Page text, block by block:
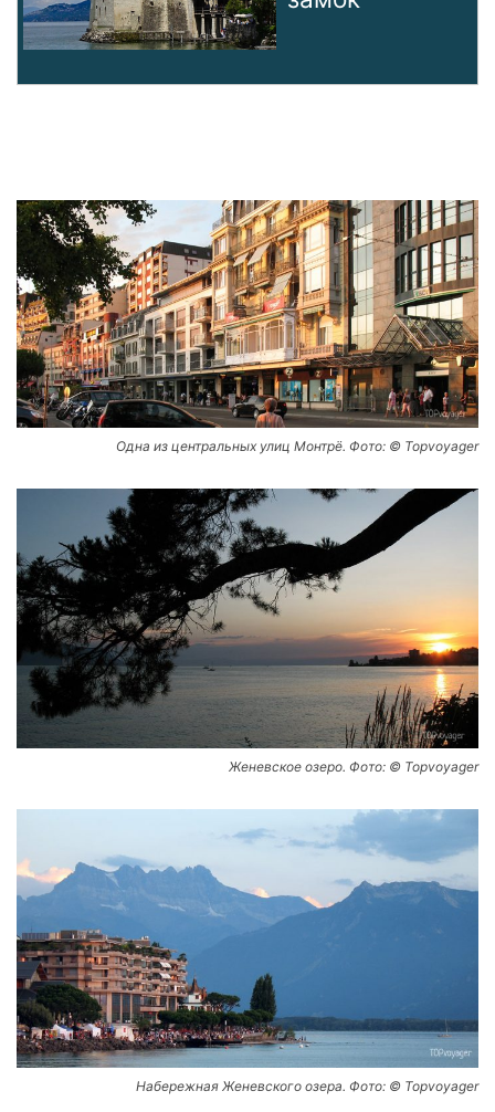
Одна из центральных улиц Монтрё. Фото: © Topvoyager
Женевское озеро. Фото: © Topvoyager
Набережная Женевского озера. Фото: © Topvoyager